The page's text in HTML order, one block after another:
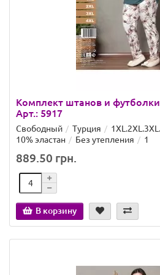
Комплект штанов и
Арт.: 5917
Свободный Турция
10% эластан
Без утепления 1
889.50 грн.
В корзину